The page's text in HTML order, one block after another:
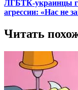
ЛГБТК-украинцы
агрессии: «Нас не
Читать